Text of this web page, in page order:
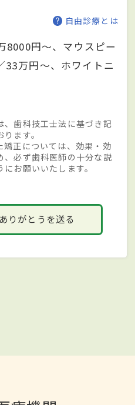
自由診療とは
8000円～、マウスピー
33万円～、ホワイトニ
歯科技工士法に基づき記
ます。
矯正については、効果・効
、必ず歯科医師の十分な説
お願いいたします。
りがとうを送る